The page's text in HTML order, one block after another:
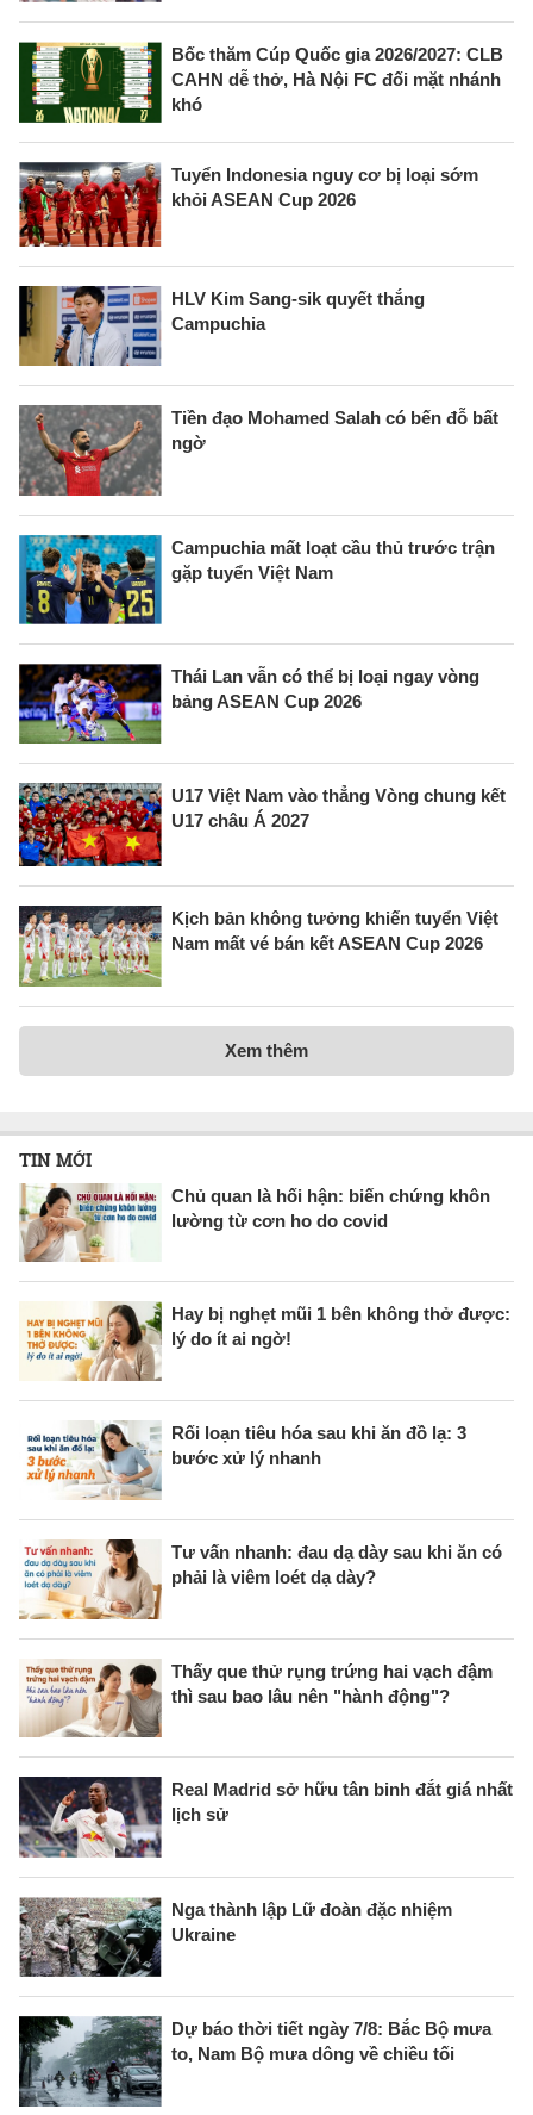
Bốc thăm Cúp Quốc gia 2026/2027: CLB
CAHN dễ thở, Hà Nội FC đối mặt nhánh
khó
Tuyển Indonesia nguy cơ bị loại sớm
khỏi ASEAN Cup 2026
HLV Kim Sang-sik quyết thắng
Campuchia
Tiền đạo Mohamed Salah có bến đỗ bất
ngờ
Campuchia mất loạt cầu thủ trước trận
gặp tuyển Việt Nam
Thái Lan vẫn có thể bị loại ngay vòng
bảng ASEAN Cup 2026
U17 Việt Nam vào thẳng Vòng chung kết
U17 châu Á 2027
Kịch bản không tưởng khiến tuyển Việt
Nam mất vé bán kết ASEAN Cup 2026
Xem thêm
TIN MỚI
Chủ quan là hối hận: biến chứng khôn
lường từ cơn ho do covid
Hay bị nghẹt mũi 1 bên không thở được:
lý do ít ai ngờ!
Rối loạn tiêu hóa sau khi ăn đồ lạ: 3
bước xử lý nhanh
Tư vấn nhanh: đau dạ dày sau khi ăn có
phải là viêm loét dạ dày?
Thấy que thử rụng trứng hai vạch đậm
thì sau bao lâu nên "hành động"?
Real Madrid sở hữu tân binh đắt giá nhất
lịch sử
Nga thành lập Lữ đoàn đặc nhiệm
Ukraine
Dự báo thời tiết ngày 7/8: Bắc Bộ mưa
to, Nam Bộ mưa dông về chiều tối